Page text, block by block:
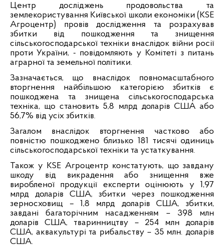
Центр досліджень продовольства та
землекористування Київської школи економіки (KSE
Агроцентр) провів дослідження та розрахував
збитки від пошкодження та знищення
сільськогосподарської техніки внаслідок війни росії
проти України, - повідомляють у Комітеті з питань
аграрної та земельної політики.
Зазначається, що внаслідок повномасштабного
вторгнення найбільшою категорією збитків є
пошкоджена та знищена сільськогосподарська
техніка, що становить 5,8 млрд доларів США або
56,7% від усіх збитків.
Загалом внаслідок вторгнення частково або
повністю пошкоджено близько 181 тисячі одиниць
сільськогосподарської техніки та устаткування.
Також у KSE Агроцентр констатують, що завдану
шкоду від викрадення або знищення вже
виробленої продукції експерти оцінюють у 1,97
млрд доларів США, збитки через пошкодження
зерносховищ – 1,8 млрд доларів США, збитки,
завдані багаторічним насадженням – 398 млн
доларів США, тваринництву – 254 млн доларів
США, аквакультурі та рибальству – 35 млн. доларів
США.